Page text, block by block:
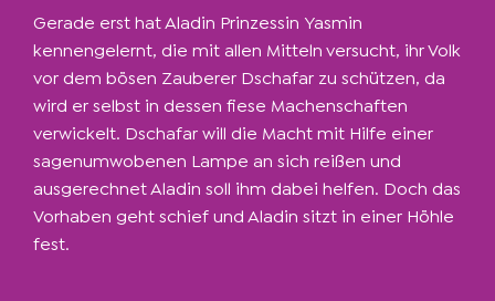
Gerade erst hat Aladin Prinzessin Yasmin
kennengelernt, die mit allen Mitteln versucht, ihr Volk
vor dem bösen Zauberer Dschafar zu schützen, da
wird er selbst in dessen fiese Machenschaften
verwickelt. Dschafar will die Macht mit Hilfe einer
sagenumwobenen Lampe an sich reißen und
ausgerechnet Aladin soll ihm dabei helfen. Doch das
Vorhaben geht schief und Aladin sitzt in einer Höhle
fest.